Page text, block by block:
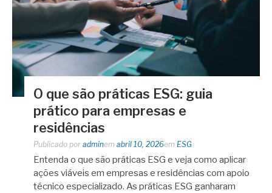
O que são práticas ESG: guia
prático para empresas e
residências
Publicado por adminem abril 10, 2026em ESG
Entenda o que são práticas ESG e veja como aplicar
ações viáveis em empresas e residências com apoio
técnico especializado. As práticas ESG ganharam